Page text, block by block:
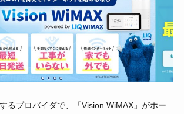
るプロバイダで、「Vision WiMAX」がホー